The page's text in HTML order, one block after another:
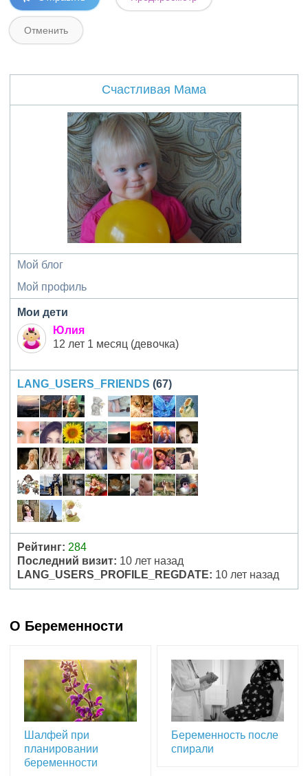
Счастливая Мама
Мой блог
Мой профиль
Мои дети
Юлия
12 лет 1 месяц (девочка)
LANG_USERS_FRIENDS (67)
Рейтинг: 284
Последний визит: 10 лет назад
LANG_USERS_PROFILE_REGDATE: 10 лет назад
О Беременности
Шалфей при
планировании
беременности
Беременность после
спирали